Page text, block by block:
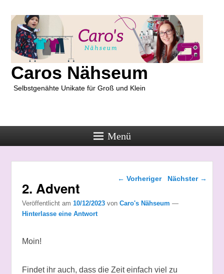
Caros Nähseum
Selbstgenähte Unikate für Groß und Klein
Menü
Beitragsnavigation
← Vorheriger Nächster →
2. Advent
Veröffentlicht am 10/12/2023 von Caro's Nähseum —
Hinterlasse eine Antwort
Moin!
Findet ihr auch, dass die Zeit einfach viel zu